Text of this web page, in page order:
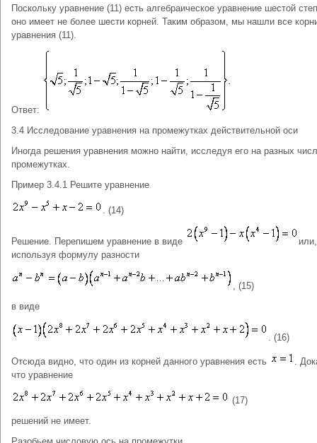
Поскольку уравнение (11) есть алгебраическое уравнение шестой
оно имеет не более шести корней. Таким образом, мы нашли все
уравнения (11).
Ответ:
3.4 Исследование уравнения на промежутках действительной оси
Иногда решения уравнения можно найти, исследуя его на разных
промежутках.
Пример 3.4.1 Решите уравнение
. (14)
Решение. Перепишем уравнение в виде
или,
используя формулу разности
, (15)
в виде
. (16)
Отсюда видно, что один из корней данного уравнения есть
.
что уравнение
(17)
решений не имеет.